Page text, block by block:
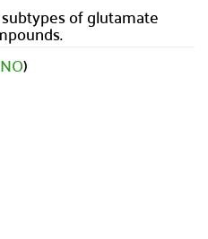
of glutamate
)